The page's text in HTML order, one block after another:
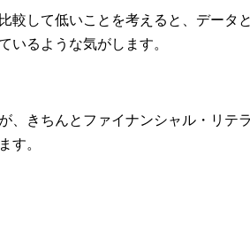
較して低いことを考えると、データ
いるような気がします。
、きちんとファイナンシャル・リテ
す。